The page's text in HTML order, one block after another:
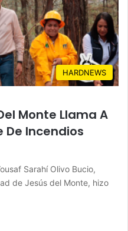
HARDNEWS
Monte Llama A
De Incendios
Sarahí Olivo Bucio,
de Jesús del Monte, hizo